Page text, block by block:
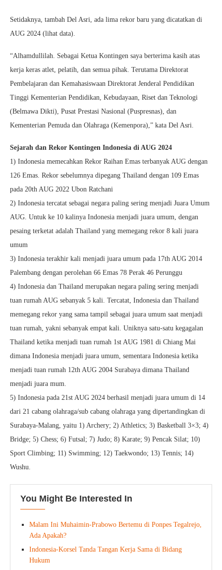
Setidaknya, tambah Del Asri, ada lima rekor baru yang dicatatkan di
AUG 2024 (lihat data).
“Alhamdullilah. Sebagai Ketua Kontingen saya berterima kasih atas
kerja keras atlet, pelatih, dan semua pihak. Terutama Direktorat
Pembelajaran dan Kemahasiswaan Direktorat Jenderal Pendidikan
Tinggi Kementerian Pendidikan, Kebudayaan, Riset dan Teknologi
(Belmawa Dikti), Pusat Prestasi Nasional (Puspresnas), dan
Kementerian Pemuda dan Olahraga (Kemenpora),” kata Del Asri.
Sejarah dan Rekor Kontingen Indonesia di AUG 2024
1) Indonesia memecahkan Rekor Raihan Emas terbanyak AUG dengan
126 Emas. Rekor sebelumnya dipegang Thailand dengan 109 Emas
pada 20th AUG 2022 Ubon Ratchani
2) Indonesia tercatat sebagai negara paling sering menjadi Juara Umum
AUG. Untuk ke 10 kalinya Indonesia menjadi juara umum, dengan
pesaing terketat adalah Thailand yang memegang rekor 8 kali juara
umum
3) Indonesia terakhir kali menjadi juara umum pada 17th AUG 2014
Palembang dengan perolehan 66 Emas 78 Perak 46 Perunggu
4) Indonesia dan Thailand merupakan negara paling sering menjadi
tuan rumah AUG sebanyak 5 kali. Tercatat, Indonesia dan Thailand
memegang rekor yang sama tampil sebagai juara umum saat menjadi
tuan rumah, yakni sebanyak empat kali. Uniknya satu-satu kegagalan
Thailand ketika menjadi tuan rumah 1st AUG 1981 di Chiang Mai
dimana Indonesia menjadi juara umum, sementara Indonesia ketika
menjadi tuan rumah 12th AUG 2004 Surabaya dimana Thailand
menjadi juara mum.
5) Indonesia pada 21st AUG 2024 berhasil menjadi juara umum di 14
dari 21 cabang olahraga/sub cabang olahraga yang dipertandingkan di
Surabaya-Malang, yaitu 1) Archery; 2) Athletics; 3) Basketball 3×3; 4)
Bridge; 5) Chess; 6) Futsal; 7) Judo; 8) Karate; 9) Pencak Silat; 10)
Sport Climbing; 11) Swimming; 12) Taekwondo; 13) Tennis; 14)
Wushu.
You Might Be Interested In
Malam Ini Muhaimin-Prabowo Bertemu di Ponpes Tegalrejo,
Ada Apakah?
Indonesia-Korsel Tanda Tangan Kerja Sama di Bidang
Hukum